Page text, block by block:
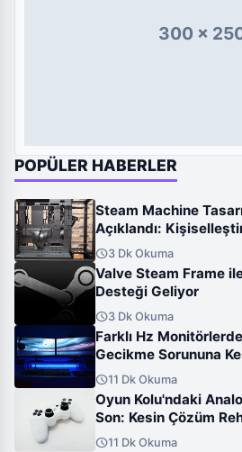
300 x
POPÜLER HABERLER
Steam Machine
Açıklandı:
schedule3 Dk Okuma
Valve Steam Frame
Desteği Geliyor
schedule3 Dk Okuma
Farklı Hz
Gecikme Sorununa
schedule11 Dk Okuma
Oyun Kolu'ndaki
Son: Kesin Çözüm
schedule11 Dk Okuma